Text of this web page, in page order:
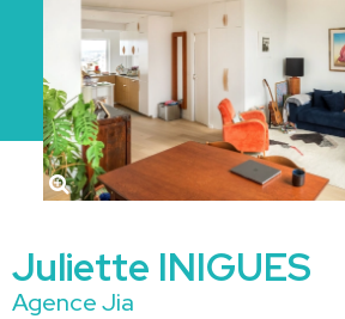
Juliette INIGUES
Agence Jia